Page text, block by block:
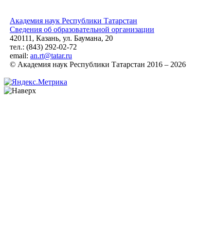
Академия наук Республики Татарстан
Сведения об образовательной организации
420111, Казань, ул. Баумана, 20
тел.: (843) 292-02-72
email: an.rt@tatar.ru
© Академия наук Республики Татарстан 2016 – 2026